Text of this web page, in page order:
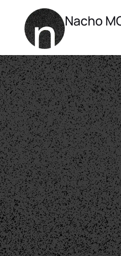
Nacho